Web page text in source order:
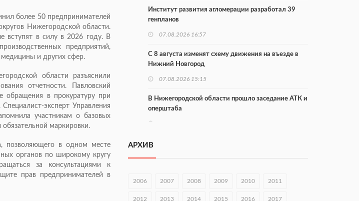
более 50 предпринимателей
Нижегородской области.
вступят в силу в 2026 году. В
предприятий,
медицины и других сфер.
области разъяснили
отчетности. Павловский
обращения в прокуратуру при
эксперт Управления
участникам о базовых
маркировки.
позволяющего в одном месте
органов по широкому кругу
за консультациями к
прав предпринимателей в
Институт развития агломерации разработал 39
генпланов
07.08.2026 16:57
С 8 августа изменят схему движения на въезде в
Нижний Новгород
07.08.2026 15:15
В Нижегородской области прошло заседание АТК и
оперштаба
В Чкаловске спустили на воду «Метеор-120Р»
07.08.2026 14:01
В Нижегородской области выбрали лучшего
АРХИВ
2006 2007 2008 2009 2010 2011
2012 2013 2014 2015 2016 2017